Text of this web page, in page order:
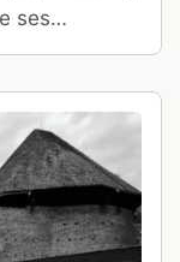
ses
une cité